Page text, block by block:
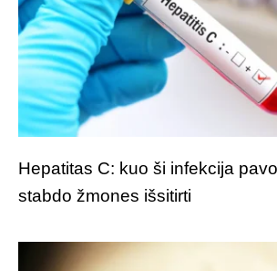
Hepatitas C: kuo ši infekcija
stabdo žmones išsitirti